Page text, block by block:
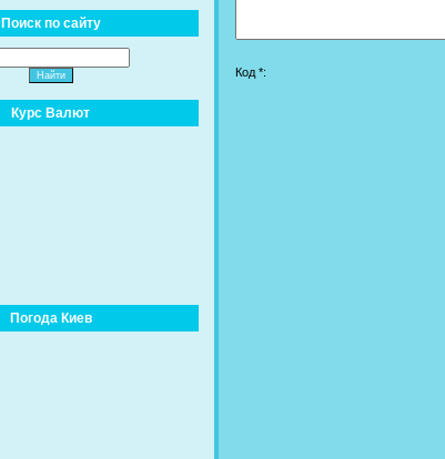
Поиск по сайту
Курс Валют
Погода Киев
Код *: